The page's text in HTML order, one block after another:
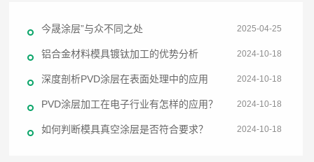
今晟涂层”与众不同之处 2025-04-25
铝合金材料模具镀钛加工的优势分析 2024-10-18
深度剖析PVD涂层在表面处理中的应用 2024-10-18
PVD涂层加工在电子行业有怎样的应用？ 2024-10-18
如何判断模具真空涂层是否符合要求？ 2024-10-18